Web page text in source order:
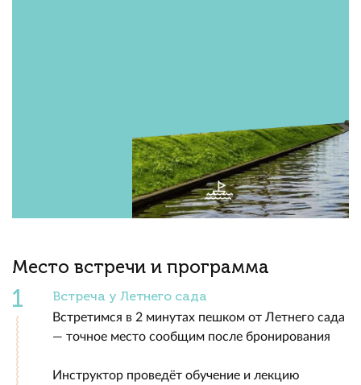
Место встречи и программа
Встреча у Летнего сада
Встретимся в 2 минутах пешком от Летнего сада
— точное место сообщим после бронирования
Инструктор проведёт обучение и лекцию